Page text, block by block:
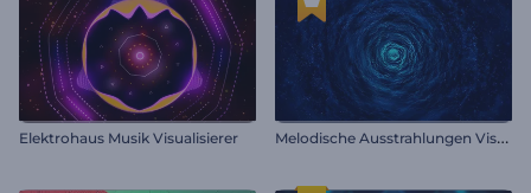
Elektrohaus Musik Visualisierer M
elodische Ausstrahlungen Visualisierer